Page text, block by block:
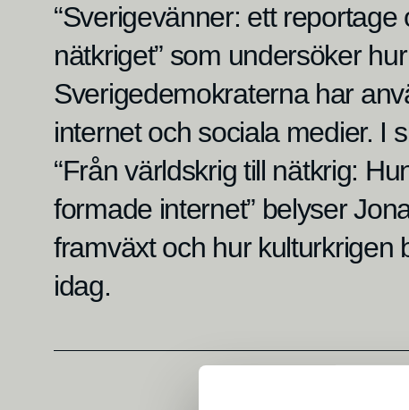
“Sverigevänner: ett
nätkriget” som undersöker hur
Sverigedemokraterna har
internet och sociala medier. I
“Från världskrig till nätkrig:
formade internet” belyser
framväxt och hur kulturkrigen
idag.